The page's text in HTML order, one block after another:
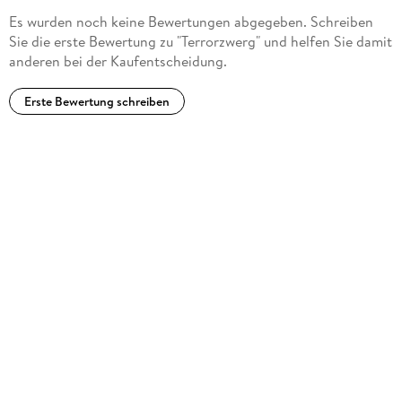
Es wurden noch keine Bewertungen abgegeben. Schreiben
Sie die erste Bewertung zu "Terrorzwerg" und helfen Sie damit
anderen bei der Kaufentscheidung.
Erste Bewertung schreiben